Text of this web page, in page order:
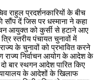
राहुल प्रदर्शनकारियों के बीच
सौंप दें जिस पर धस्माना ने कहा
आयुक्त को कुर्सी से हटाने आए
स्तरीय पंचायत चुनावों में
के चुनावों को प्रभावित करने
राज्य निर्वाचन आयोग के आदेश के
बार स्थगन आदेश पारित किए
के आदेशों के खिलाफ